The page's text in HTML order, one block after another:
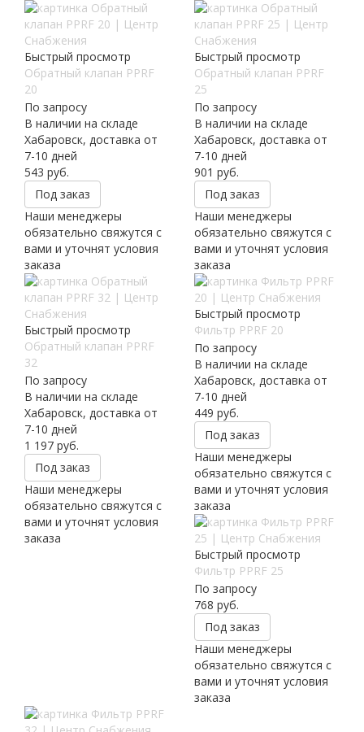
Быстрый просмотр
Обратный клапан PPRF
20
По запросу
В наличии на складе
Хабаровск, доставка от
7-10 дней
543 руб.
Под заказ
Наши менеджеры
обязательно свяжутся с
вами и уточнят условия
заказа
Быстрый просмотр
Обратный клапан PPRF
25
По запросу
В наличии на складе
Хабаровск, доставка от
7-10 дней
901 руб.
Под заказ
Наши менеджеры
обязательно свяжутся с
вами и уточнят условия
заказа
Быстрый просмотр
Обратный клапан PPRF
32
По запросу
В наличии на складе
Хабаровск, доставка от
7-10 дней
1 197 руб.
Под заказ
Наши менеджеры
обязательно свяжутся с
вами и уточнят условия
заказа
Быстрый просмотр
Фильтр PPRF 20
По запросу
В наличии на складе
Хабаровск, доставка от
7-10 дней
449 руб.
Под заказ
Наши менеджеры
обязательно свяжутся с
вами и уточнят условия
заказа
Быстрый просмотр
Фильтр PPRF 25
По запросу
768 руб.
Под заказ
Наши менеджеры
обязательно свяжутся с
вами и уточнят условия
заказа